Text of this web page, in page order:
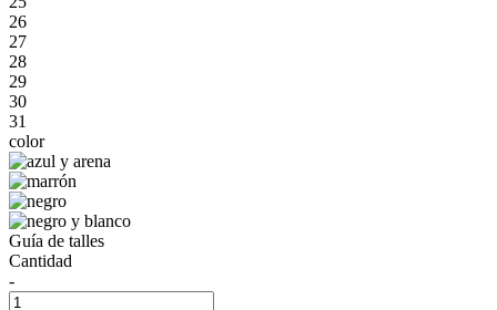
26
27
28
29
30
31
color
Guía de talles
Cantidad
-